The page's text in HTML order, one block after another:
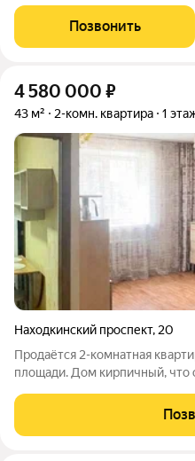
что обеспечивает удобство
ремонт: натяжные потолки
Позвонить
4 580 000 ₽
43 м² 2-комн. квартира 1
Находкинский проспект, 20
Продаётся 2-комнатная
площади. Дом кирпичный, что
смежно-раздельные, что
квартиры Гардеробная